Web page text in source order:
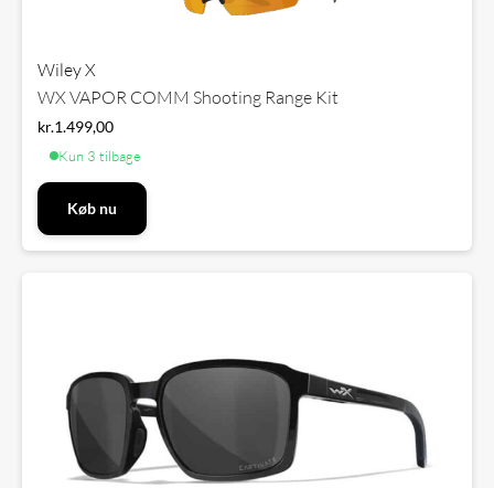
Wiley X
WX VAPOR COMM Shooting Range Kit
kr.1.499,00
Kun 3 tilbage
Køb nu